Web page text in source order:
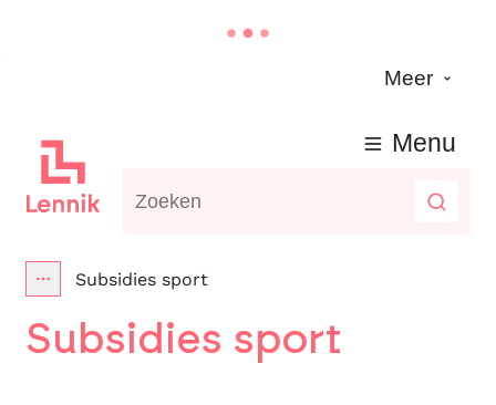
Meer
Lennik
Waarmee kunnen we jou helpen?
Menu
Toon alle broodkruimel items
Subsidies sport
Subsidies sport